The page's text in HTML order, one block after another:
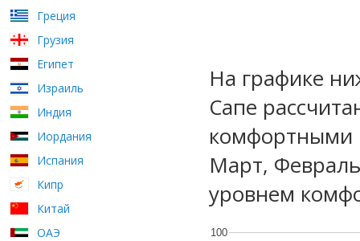
Греция
Грузия
Египет
Израиль
Индия
Иордания
Испания
Кипр
Китай
ОАЭ
На графике
Сапе
комфортными
Март,
уровнем
100